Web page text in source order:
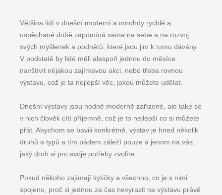
Většina lidí v dnešní moderní a mnohdy rychlé a
uspěchané době zapomíná sama na sebe a na rozvoj
svých myšlenek a podnětů, které jsou jim k tomu dávány.
V podstatě by lidé měli alespoň jednou do měsíce
navštívit nějakou zajímavou akci, nebo třeba rovnou
výstavu, což je ta nejlepší věc, jakou můžete udělat.
Dnešní výstavy jsou hodně moderně zařízené, ale také se
v nich člověk cítí příjemně, což je to nejlepší co si můžete
přát. Abychom se bavili konkrétně, výstav je hned několik
druhů a typů a tím pádem záleží pouze a jenom na vás,
jaký druh si pro svoje potřeby zvolíte.
Pokud někoho zajímají kytičky a všechno, co je s nimi
spojeno, proč si jednou za čas nevyrazit na výstavu právě